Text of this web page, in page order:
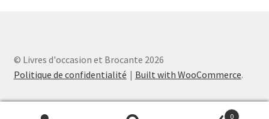
© Livres d'occasion et Brocante 2026
Politique de confidentialité
Built with WooCommerce.
0